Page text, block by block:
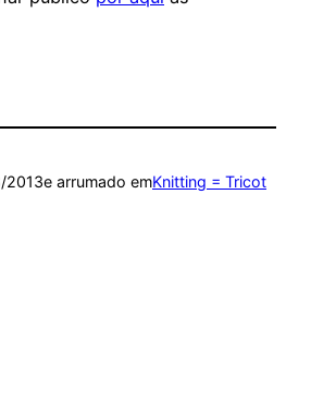
2013e arrumado emKnitting = Tricot